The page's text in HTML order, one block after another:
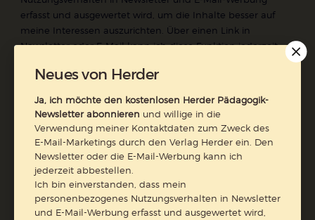
erfasst und ausgewertet wird, um die Inhalte besser auf
meine Interessen auszurichten. Über einen Link in
Newsletter oder E-Mail kann ich diese Funktion jederzeit
Weiterführende Informationen finden Sie in unseren
E-Mail
Neues von Herder
Ja, ich möchte den kostenlosen Herder Pädagogik-
Newsletter abonnieren und willige in die
Verwendung meiner Kontaktdaten zum Zweck des
E-Mail-Marketings durch den Verlag Herder ein. Den
Newsletter oder die E-Mail-Werbung kann ich
jederzeit abbestellen.
Ich bin einverstanden, dass mein
personenbezogenes Nutzungsverhalten in Newsletter
und E-Mail-Werbung erfasst und ausgewertet wird,